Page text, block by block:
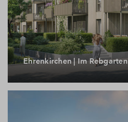
Ehrenkirchen | Im Rebgarten